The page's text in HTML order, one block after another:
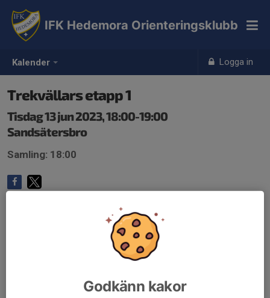
Kalender Logga in
IFK Hedemora Orienteringsklubb
Trekvällars etapp 1
Tisdag 13 jun 2023, 18:00-19:00
Sandsätersbro
Samling: 18:00
Godkänn kakor